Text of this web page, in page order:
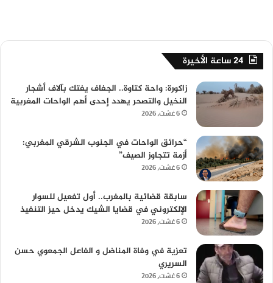
24 ساعة الأخيرة
زاكورة: واحة كتاوة.. الجفاف يفتك بآلاف أشجار
النخيل والتصحر يهدد إحدى أهم الواحات المغربية
6 غشت، 2026
“حرائق الواحات في الجنوب الشرقي المغربي:
أزمة تتجاوز الصيف”
6 غشت، 2026
سابقة قضائية بالمغرب.. أول تفعيل للسوار
الإلكتروني في قضايا الشيك يدخل حيز التنفيذ
6 غشت، 2026
تعزية في وفاة المناضل و الفاعل الجمعوي حسن
السريري
6 غشت، 2026